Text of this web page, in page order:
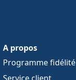
A propos
Programme fidélité